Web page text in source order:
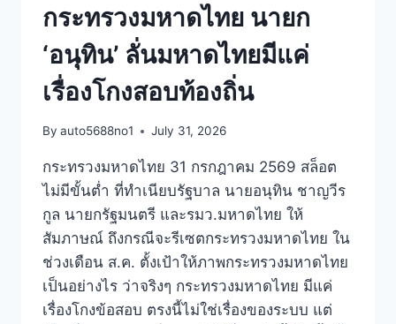
กระทรวงมหาดไทย นายก
‘อนุทิน’ ลั่นมหาดไทยมีแค่
เรื่องโกงสอบท้องถิ่น
By auto5688no1 July 31, 2026
กระทรวงมหาดไทย 31 กรกฎาคม 2569 สล็อต
ไม่มีขั้นต่ำ ที่ทำเนียบรัฐบาล นายอนุทิน ชาญวีร
กูล นายกรัฐมนตรี และรมว.มหาดไทย ให้
สัมภาษณ์ ถึงกรณีจะรีเซตกระทรวงมหาดไทย ใน
ช่วงเดือน ส.ค. ตั้งเป้าให้ภาพกระทรวงมหาดไทย
เป็นอย่างไร ว่าจริงๆ กระทรวงมหาดไทย มีแค่
เรื่องโกงข้อสอบ ตรงนี้ไม่ใช่เรื่องของระบบ แต่